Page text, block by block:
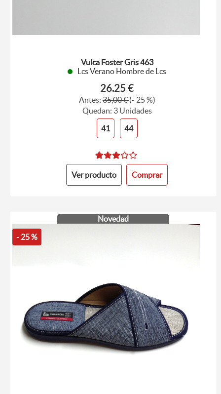
Vulca Foster Gris 463
Lcs Verano Hombre de Lcs
26.25 €
Antes:35,00 €(- 25 %)
Quedan: 3 Unidades
41
44
Ver producto Comprar
Novedad
- 25 %